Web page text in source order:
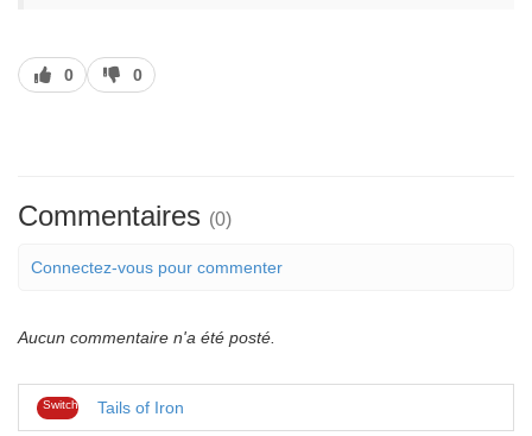
J’aime
0
J’aime
pas
0
Commentaires (0)
Connectez-vous pour commenter
Aucun commentaire n'a été posté.
Switch Tails of Iron